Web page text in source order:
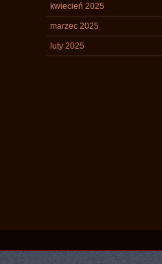
kwiecień 2025
marzec 2025
luty 2025